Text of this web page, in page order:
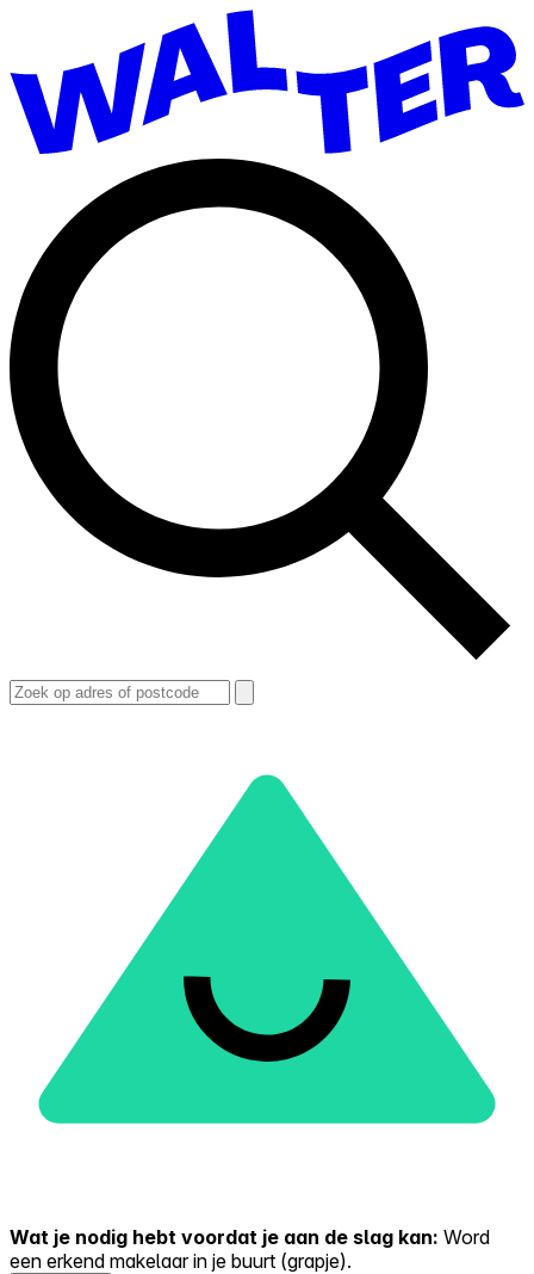
Wat je nodig hebt voordat je aan de slag kan: Word
een erkend makelaar in je buurt (grapje).